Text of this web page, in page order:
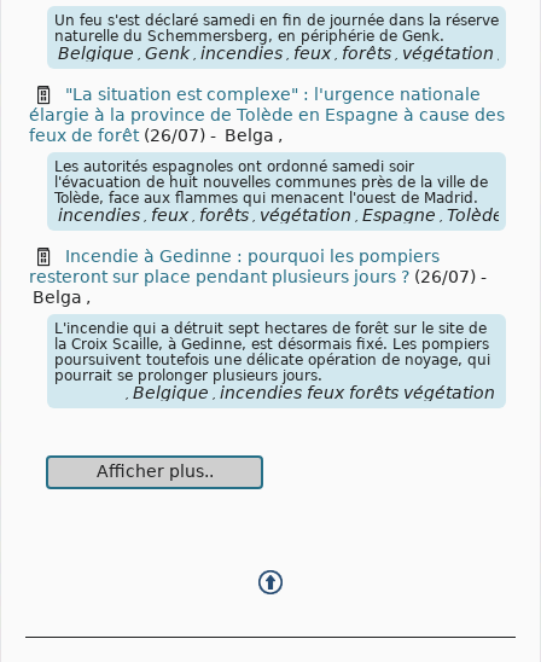
Un feu s'est déclaré samedi en fin de journée dans la réserve
naturelle du Schemmersberg, en périphérie de Genk.
Belgique Genk incendies feux forêts végétation
"La situation est complexe" : l'urgence nationale
élargie à la province de Tolède en Espagne à cause des
feux de forêt (26/07) - Belga ,
Les autorités espagnoles ont ordonné samedi soir
l'évacuation de huit nouvelles communes près de la ville de
Tolède, face aux flammes qui menacent l'ouest de Madrid.
incendies feux forêts végétation Espagne Tolède
Incendie à Gedinne : pourquoi les pompiers
resteront sur place pendant plusieurs jours ? (26/07) -
Belga ,
L'incendie qui a détruit sept hectares de forêt sur le site de
la Croix Scaille, à Gedinne, est désormais fixé. Les pompiers
poursuivent toutefois une délicate opération de noyage, qui
pourrait se prolonger plusieurs jours.
Belgique incendies feux forêts végétation
Afficher plus..